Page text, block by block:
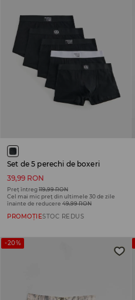
Set de 5 perechi de boxeri
39,99 RON
Preț întreg119,99 RON
Cel mai mic preț din ultimele 30 de zile
înainte de reducere 49,99 RON
PROMOȚIESTOC REDUS
-20%